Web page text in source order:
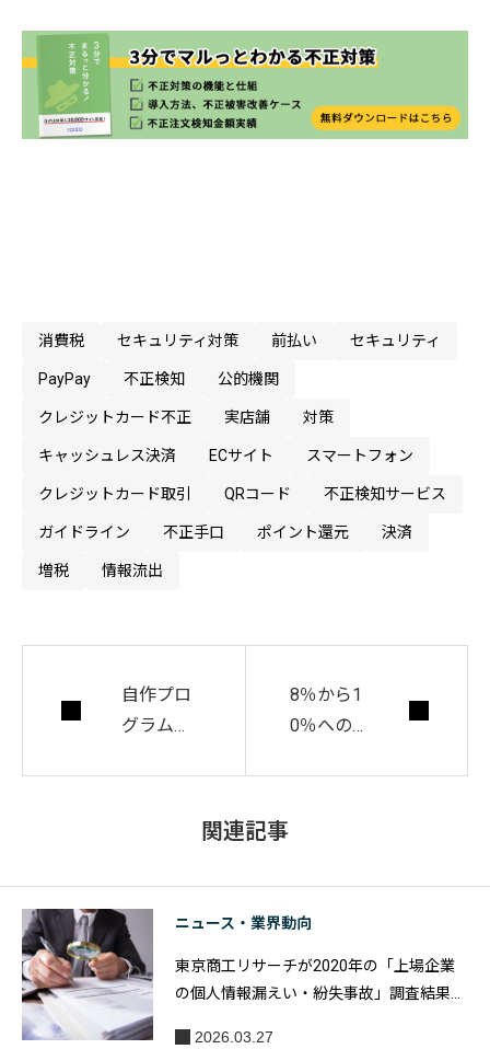
消費税 セキュリティ対策 前払い セキュリティ
PayPay 不正検知 公的機関
クレジットカード不正 実店舗 対策
キャッシュレス決済 ECサイト スマートフォン
クレジットカード取引 QRコード 不正検知サービス
ガイドライン 不正手口 ポイント還元 決済
増税 情報流出
自作プロ
グラムでI
万円相当
の被害、
詐取容疑
で札幌の
親子を逮
8％から1
0％への
解説
関連記事
ニュース・業界動向
東京商工リサーチが2020年の「上場企業
の個人情報漏えい・紛失事故」調査結果を
2026.03.27